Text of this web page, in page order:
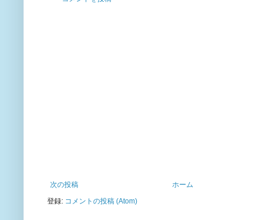
次の投稿
ホーム
登録: コメントの投稿 (Atom)